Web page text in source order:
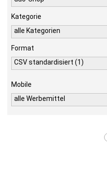
Kategorie
alle Kategorien
Format
CSV standardisiert (1)
Mobile
alle Werbemittel